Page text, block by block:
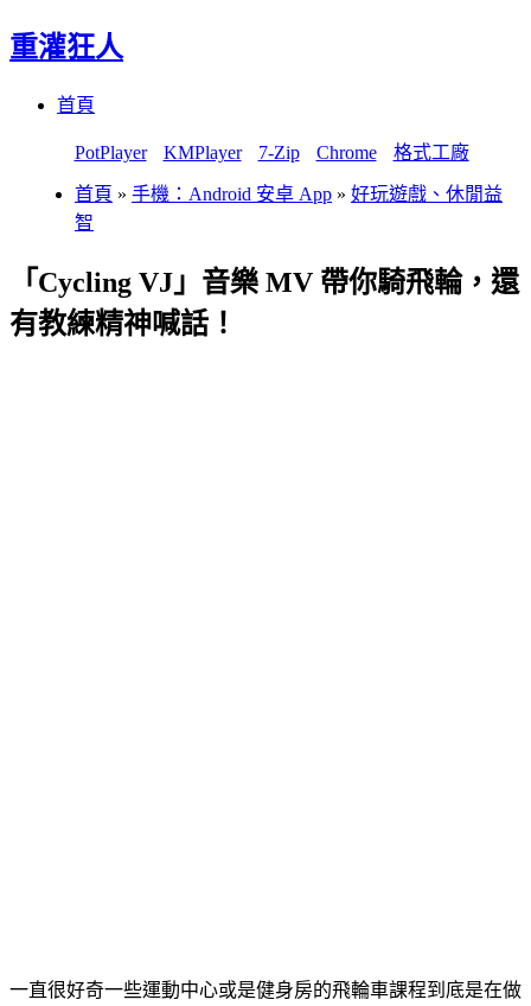
重灌狂人
首頁
PotPlayer KMPlayer 7-Zip Chrome 格式工廠
首頁 » 手機：Android 安卓 App » 好玩遊戲、休閒益
智
「Cycling VJ」音樂 MV 帶你騎飛輪，還
有教練精神喊話！
一直很好奇一些運動中心或是健身房的飛輪車課程到底是在做